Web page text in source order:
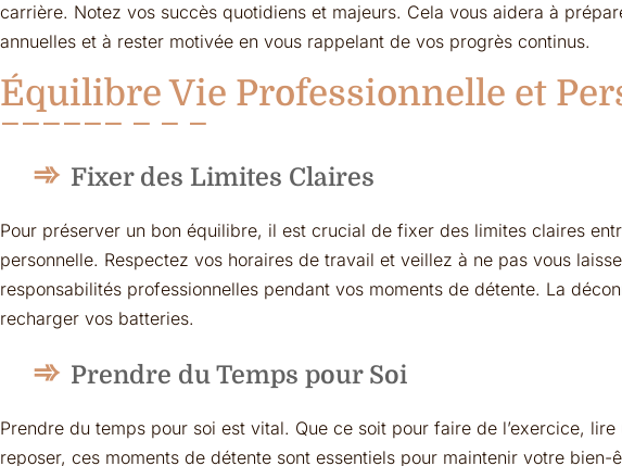
carrière. Notez vos succès quotidiens et majeurs. Cela vous aidera à
annuelles et à rester motivée en vous rappelant de vos progrès continus.
Équilibre Vie Professionnelle et
Fixer des Limites Claires
Pour préserver un bon équilibre, il est crucial de fixer des limites claires
personnelle. Respectez vos horaires de travail et veillez à ne pas vous
responsabilités professionnelles pendant vos moments de détente. La
recharger vos batteries.
Prendre du Temps pour Soi
Prendre du temps pour soi est vital. Que ce soit pour faire de l’exercice,
reposer, ces moments de détente sont essentiels pour maintenir votre bien-